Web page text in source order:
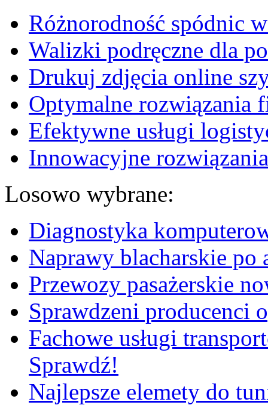
Różnorodność spódnic
Walizki podręczne dla
Drukuj zdjęcia online
Optymalne rozwiązania
Efektywne usługi
Innowacyjne
Losowo wybrane:
Diagnostyka
Naprawy blacharskie po
Przewozy pasażerskie
Sprawdzeni producenci
Fachowe usługi
Sprawdź!
Najlepsze elemety do